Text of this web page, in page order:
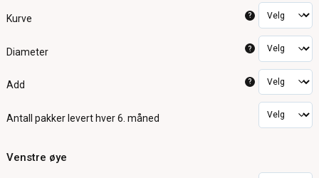
Kurve ?
Diameter ?
Add ?
Antall pakker levert hver 6. måned
Venstre øye